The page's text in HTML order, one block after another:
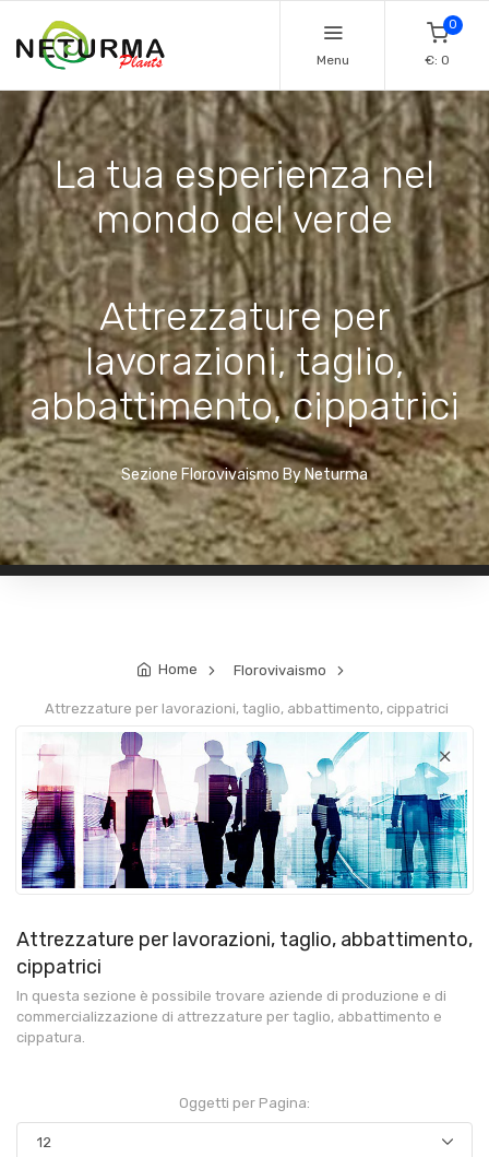
Menu
0
€: 0
La tua esperienza nel
mondo del verde
Attrezzature per
lavorazioni, taglio,
abbattimento, cippatrici
Sezione Florovivaismo By Neturma
Home Florovivaismo
Attrezzature per lavorazioni, taglio, abbattimento, cippatrici
.
.
Attrezzature per lavorazioni, taglio, abbattimento,
cippatrici
In questa sezione è possibile trovare aziende di produzione e di
commercializzazione di attrezzature per taglio, abbattimento e
cippatura.
Oggetti per Pagina: